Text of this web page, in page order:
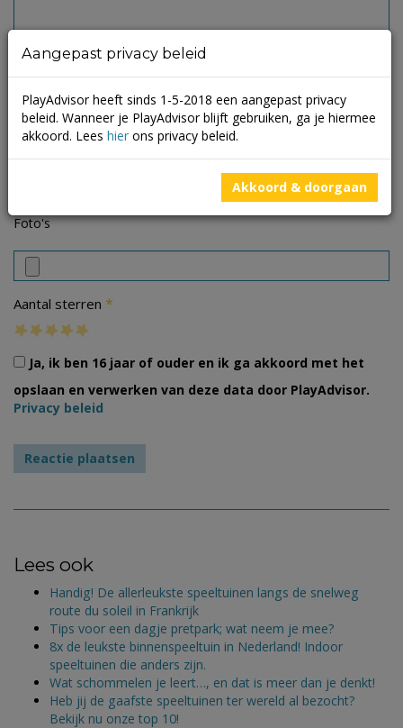
Foto's
Aantal sterren *
Ja, ik ben 16 jaar of ouder en ik ga akkoord met het
opslaan en verwerken van deze data door PlayAdvisor.
Privacy beleid
Lees ook
Handig! De allerleukste speeltuinen langs de snelweg
route du soleil in Frankrijk
Tips voor een dagje pretpark; wat neem je mee?
8x de leukste binnenspeeltuin in Nederland! Indoor
speeltuinen die anders zijn.
Wat schommelen je leert…, en dat is meer dan je denkt!
Heb jij de gaafste speeltuinen ter wereld al bezocht?
Bekijk nu onze top 10!
Aangepast privacy beleid
PlayAdvisor heeft sinds 1-5-2018 een aangepast privacy
beleid. Wanneer je PlayAdvisor blijft gebruiken, ga je hiermee
akkoord. Lees hier ons privacy beleid.
Akkoord & doorgaan